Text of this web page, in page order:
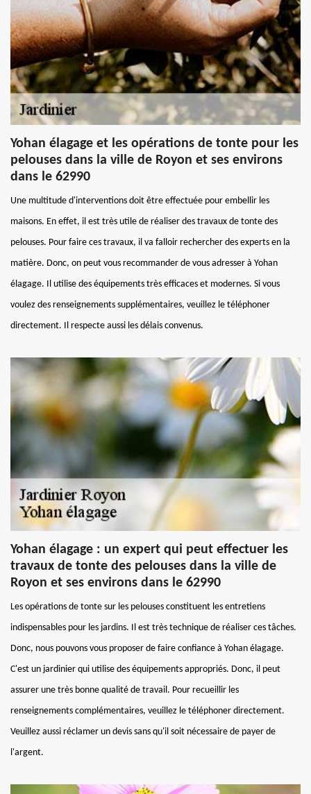
Yohan élagage et les opérations de tonte pour les
pelouses dans la ville de Royon et ses environs
dans le 62990
Une multitude d'interventions doit être effectuée pour embellir les
maisons. En effet, il est très utile de réaliser des travaux de tonte des
pelouses. Pour faire ces travaux, il va falloir rechercher des experts en la
matière. Donc, on peut vous recommander de vous adresser à Yohan
élagage. Il utilise des équipements très efficaces et modernes. Si vous
voulez des renseignements supplémentaires, veuillez le téléphoner
directement. Il respecte aussi les délais convenus.
Yohan élagage : un expert qui peut effectuer les
travaux de tonte des pelouses dans la ville de
Royon et ses environs dans le 62990
Les opérations de tonte sur les pelouses constituent les entretiens
indispensables pour les jardins. Il est très technique de réaliser ces tâches.
Donc, nous pouvons vous proposer de faire confiance à Yohan élagage.
C'est un jardinier qui utilise des équipements appropriés. Donc, il peut
assurer une très bonne qualité de travail. Pour recueillir les
renseignements complémentaires, veuillez le téléphoner directement.
Veuillez aussi réclamer un devis sans qu'il soit nécessaire de payer de
l'argent.